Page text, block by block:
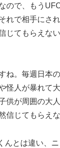
ので、もう
れで相手にさ
じてもらえな
ね。毎週日本
怪人が暴れて
供が周囲の大
信じてもらえ
んとは違い、